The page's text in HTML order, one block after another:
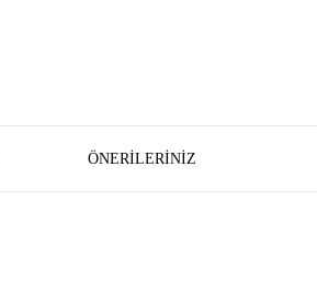
ÖNERILERINIZ